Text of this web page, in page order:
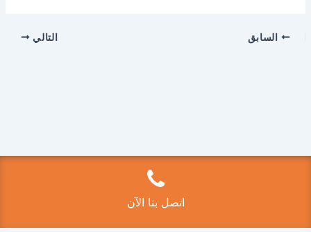
السابق التالي
قالب Astra للووردبريساتصل بنا الآن